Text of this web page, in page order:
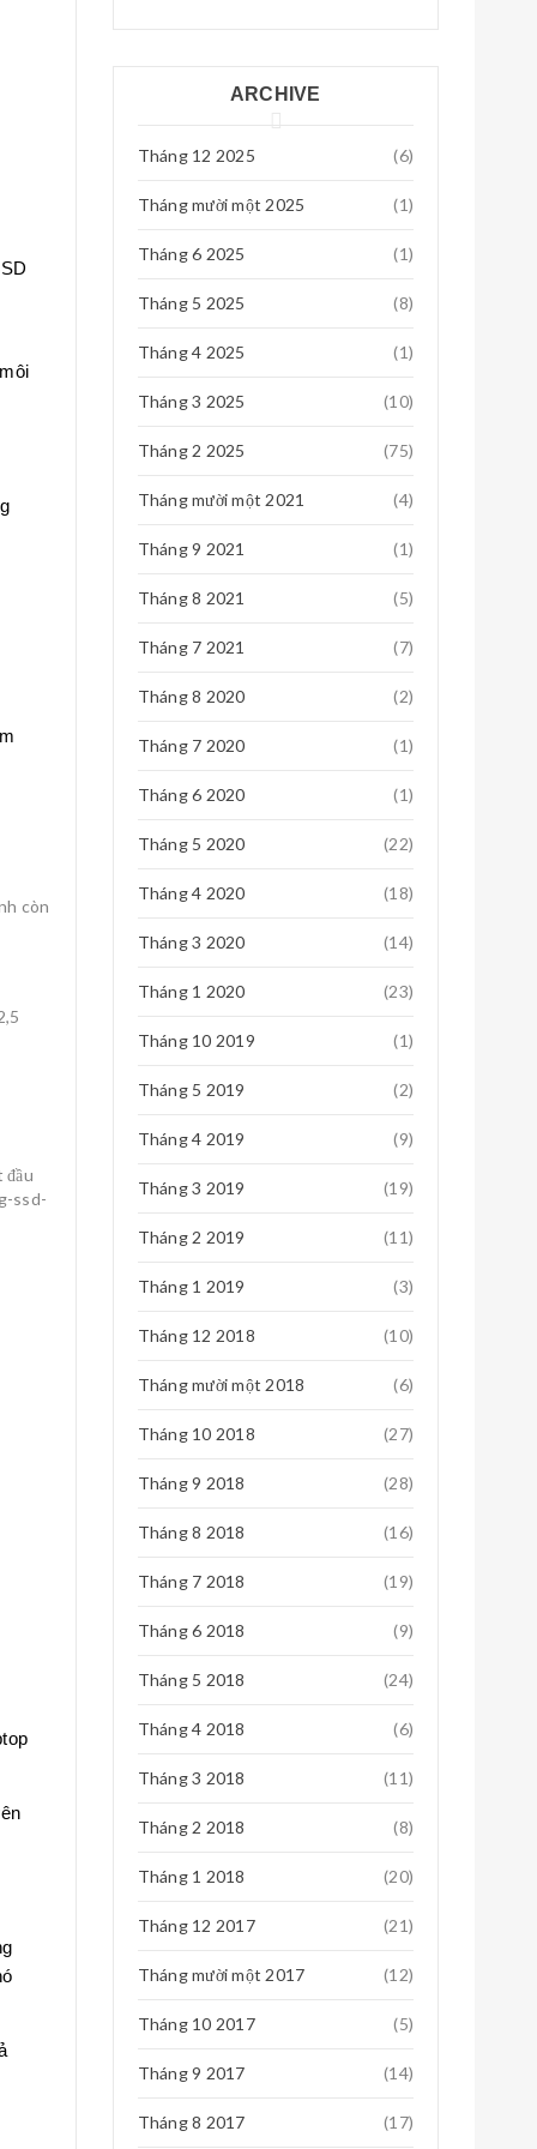
còn
đầu
Th7 29, 2018
ARCHIVE
Tháng 12 2025 (6)
Tháng mười một 2025 (1)
Tháng 6 2025 (1)
Tháng 5 2025 (8)
Tháng 4 2025 (1)
Tháng 3 2025 (10)
Tháng 2 2025 (75)
Tháng mười một 2021 (4)
Tháng 9 2021 (1)
Tháng 8 2021 (5)
Tháng 7 2021 (7)
Tháng 8 2020 (2)
Tháng 7 2020 (1)
Tháng 6 2020 (1)
Tháng 5 2020 (22)
Tháng 4 2020 (18)
Tháng 3 2020 (14)
Tháng 1 2020 (23)
Tháng 10 2019 (1)
Tháng 5 2019 (2)
Tháng 4 2019 (9)
Tháng 3 2019 (19)
Tháng 2 2019 (11)
Tháng 1 2019 (3)
Tháng 12 2018 (10)
Tháng mười một 2018 (6)
Tháng 10 2018 (27)
Tháng 9 2018 (28)
Tháng 8 2018 (16)
Tháng 7 2018 (19)
Tháng 6 2018 (9)
Tháng 5 2018 (24)
Tháng 4 2018 (6)
Tháng 3 2018 (11)
Tháng 2 2018 (8)
Tháng 1 2018 (20)
Tháng 12 2017 (21)
Tháng mười một 2017 (12)
Tháng 10 2017 (5)
Tháng 9 2017 (14)
Tháng 8 2017 (17)